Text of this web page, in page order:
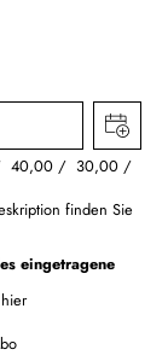
40,00 30,00
finden Sie
eingetragene
hier